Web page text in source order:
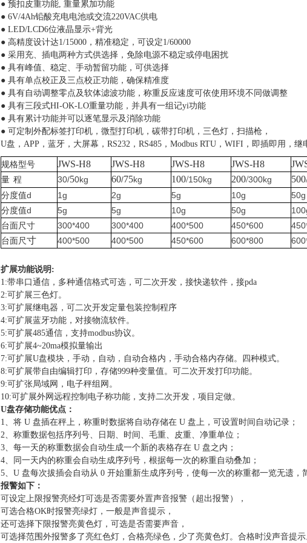
● 预扣皮重功能, 重量累加功能
● 6V/4Ah铅酸充电电池或交流220VAC供电
● LED/LCD6位液晶显示+背光
● 高精度设计达1/15000，精准稳定，可设定1/60000
● 采用充、插电两种方式供选择，免除电源不稳定或停电困扰
● 具有峰值、稳定、手动暂留功能，可供选择
● 具有单点校正及三点校正功能，确保精准度
● 具有自动调整零点及软体滤波功能，称重反应速度可依使用环境不同做调整
● 具有三段式HI-OK-LO重量功能，并具有一组记yi功能
● 具有累计功能并可以逐笔显示及消除功能
● 可定制外配标签打印机，微型打印机，碳带打印机， 三色灯，扫描枪，
U盘，APP，蓝牙 ， 大屏幕， RS232，RS485 ， Modbus RTU ， WIFI ， 即插即用，继
规格型号 JWS-H8 JWS-H8 JWS-H8 JWS-H8
量 程 30/50kg 60/75kg 100/150kg 200/300kg
分度值d 1g 2g 5g 10g
50g
分度值d 5g 5g 10g 50g
台面尺寸
300*400 300*400 400*500 450*600
台面尺寸 400*500 400*500 450*600 600*800
扩展功能说明 :
1:带串口通信，多种通信格式可选，可二次开发，接快递软件，接pda
2:可扩展三色灯。
3:可扩展继电器，可二次开发定量包装控制程序
4:可扩展蓝牙功能，对接物流软件。
5:可扩展485通信 ， 支持modbus协议。
6:可扩展4~20ma模拟量输出
7:可扩展U盘模块，手动，自动，自动合格内，手动合格内存储。四种模式。
8:可扩展带自由编辑打印，存储999种变量值。可二次开发打印功能。
9:可扩张局域网，电子秤组网。
10:可扩展外网远程控制电子称功能，支持二次开发，项目定做。
U盘存储功能优点：
1、将 U 盘插在秤上，称重时数据将自动存储在 U 盘上，可设置时间自动记录；
2、称重数据包括序列号、日期、时间、毛重、皮重、净重单位；
3、每一天的称重数据会自动生成一个新的表格存在 U 盘之内；
4、同一天内的称重会自动生成序列号，根据每一次的称重自动叠加；
5、U 盘每次拔插会自动从 0 开始重新生成序列号，使每一次的称重都一览无遗，
报警如下：
可设定上限报警亮经灯可选是否需要外置声音报警（超出报警），
可选合格OK时报警亮绿灯，一般是声音提示，
还可选择下限报警亮黄色灯，可选是否需要声音，
可选择范围外报警多了亮红色灯，合格亮绿色，少了亮黄色灯。合格时没声音提